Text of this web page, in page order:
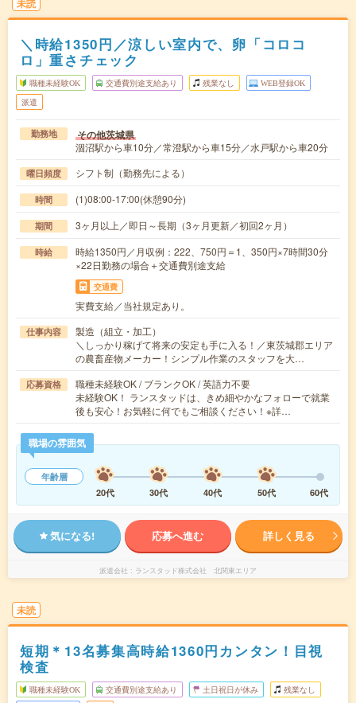
未読
＼時給1350円／涼しい室内で、卵「コロコ
ロ」重さチェック
職種未経験OK 交通費別途支給あり 残業なし WEB登録OK
派遣
勤務地 その他茨城県
涸沼駅から車10分／常澄駅から車15分／水戸駅から車20分
曜日頻度 シフト制（勤務先による）
時間 (1)08:00-17:00(休憩90分)
期間 3ヶ月以上／即日～長期（3ヶ月更新／初回2ヶ月）
時給
時給1350円／月収例：222、750円＝1、350円×7時間30分
×22日勤務の場合＋交通費別途支給
交通費
実費支給／当社規定あり。
仕事内容
製造（組立・加工）
＼しっかり稼げて将来の安定も手に入る！／東茨城郡エリア
の農畜産物メーカー！シンプル作業のスタッフを大…
応募資格
職種未経験OK / ブランクOK / 英語力不要
未経験OK！ ランスタッドは、きめ細やかなフォローで就業
後も安心！お気軽に何でもご相談ください！※詳…
職場の雰囲気
年齢層
20代
30代 40代 50代 60代
気になる! 応募へ進む 詳しく見る
派遣会社 ランスタッド株式会社 北関東エリア
未読
短期＊13名募集高時給1360円カンタン！目視
検査
職種未経験OK 交通費別途支給あり 土日祝日が休み 残業なし